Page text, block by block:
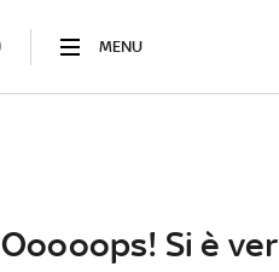
MENU
Ooooops! Si è